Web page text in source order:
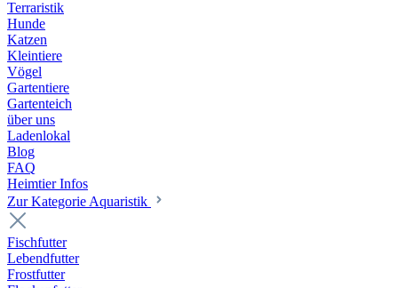
Terraristik
Hunde
Katzen
Kleintiere
Vögel
Gartentiere
Gartenteich
über uns
Ladenlokal
Blog
FAQ
Heimtier Infos
Zur Kategorie Aquaristik
Fischfutter
Lebendfutter
Frostfutter